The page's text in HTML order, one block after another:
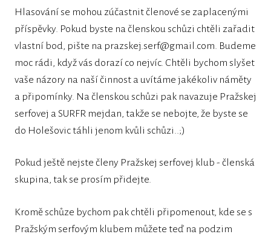
Hlasování se mohou zúčastnit členové se zaplacenými
příspěvky. Pokud byste na členskou schůzi chtěli zařadit
vlastní bod, pište na prazskej.serf@gmail.com. Budeme
moc rádi, když vás dorazí co nejvíc. Chtěli bychom slyšet
vaše názory na naší činnost a uvítáme jakékoliv náměty
a připomínky. Na členskou schůzi pak navazuje Pražskej
serfovej a SURFR mejdan, takže se nebojte, že byste se
do Holešovic táhli jenom kvůli schůzi..;)
Pokud ještě nejste členy Pražskej serfovej klub - členská
skupina, tak se prosím přidejte.
Kromě schůze bychom pak chtěli připomenout, kde se s
Pražským serfovým klubem můžete teď na podzim